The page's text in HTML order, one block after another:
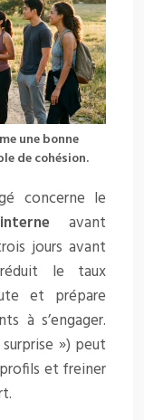
une bonne
de cohésion.
concerne le
avant
jours avant
le taux
et prépare
à s’engager.
») peut
et freiner